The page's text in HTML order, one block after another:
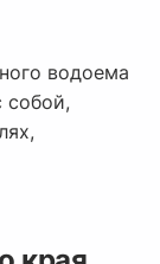
водоема
собой,